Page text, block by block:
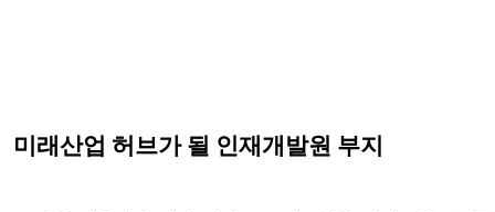
미래산업 허브가 될 인재개발원 부지